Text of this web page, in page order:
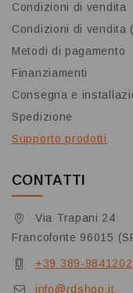
Condizioni di vendita
Condizioni di vendita
Metodi di pagamento
Finanziamenti
Consegna e
Spedizione
Supporto prodotti
CONTATTI
Via Trapani 24
Francofonte 96015
+39 389-9841202
info@rdshop.it